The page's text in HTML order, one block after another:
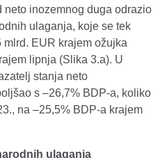
inozemnog duga odrazio
ulaganja, koje se tek
EUR krajem ožujka
lipnja (Slika 3.a). U
stanja neto
s –26,7% BDP-a, koliko
na –25,5% BDP-a krajem
ulaganja